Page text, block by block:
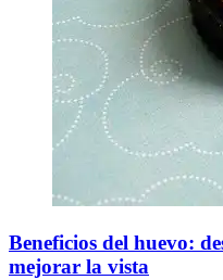
Beneficios del huevo:
mejorar la vista